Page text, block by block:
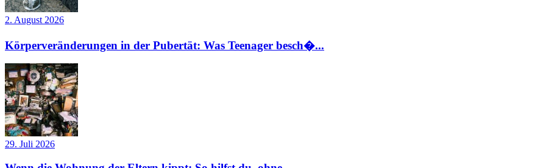
2. August 2026
Körperveränderungen in der Pubertät: Was Teenager besch�...
29. Juli 2026